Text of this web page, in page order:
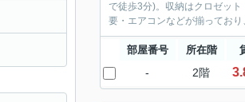
で徒歩3分)。収納はクロゼッ
要・エアコンなどが揃ってお
部屋番号 所在階
- 2階